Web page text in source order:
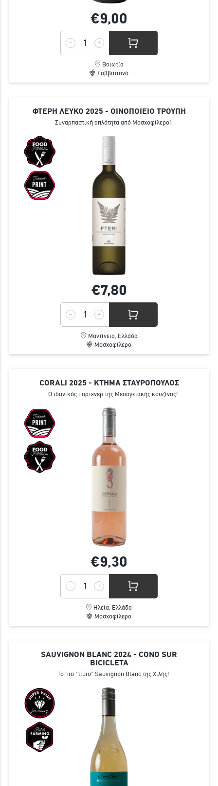
€9,00
Βοιωτία
Σαββατιανό
ΦΤΕΡΗ ΛΕΥΚΟ 2025 - ΟΙΝΟΠΟΙΕΙΟ ΤΡΟΥΠΗ
Συναρπαστική απλότητα από Μοσχοφίλερο!
€7,80
Μαντίνεια, Ελλάδα
Μοσχοφίλερο
CORALI 2025 - ΚΤΗΜΑ ΣΤΑΥΡΟΠΟΥΛΟΣ
Ο ιδανικός παρτενερ της Μεσογειακής κουζίνας!
€9,30
Ηλεία, Ελλάδα
Μοσχοφίλερο
SAUVIGNON BLANC 2024 - CONO SUR
BICICLETA
Το πιο “τίμιο” Sauvignon Blanc της Χιλής!